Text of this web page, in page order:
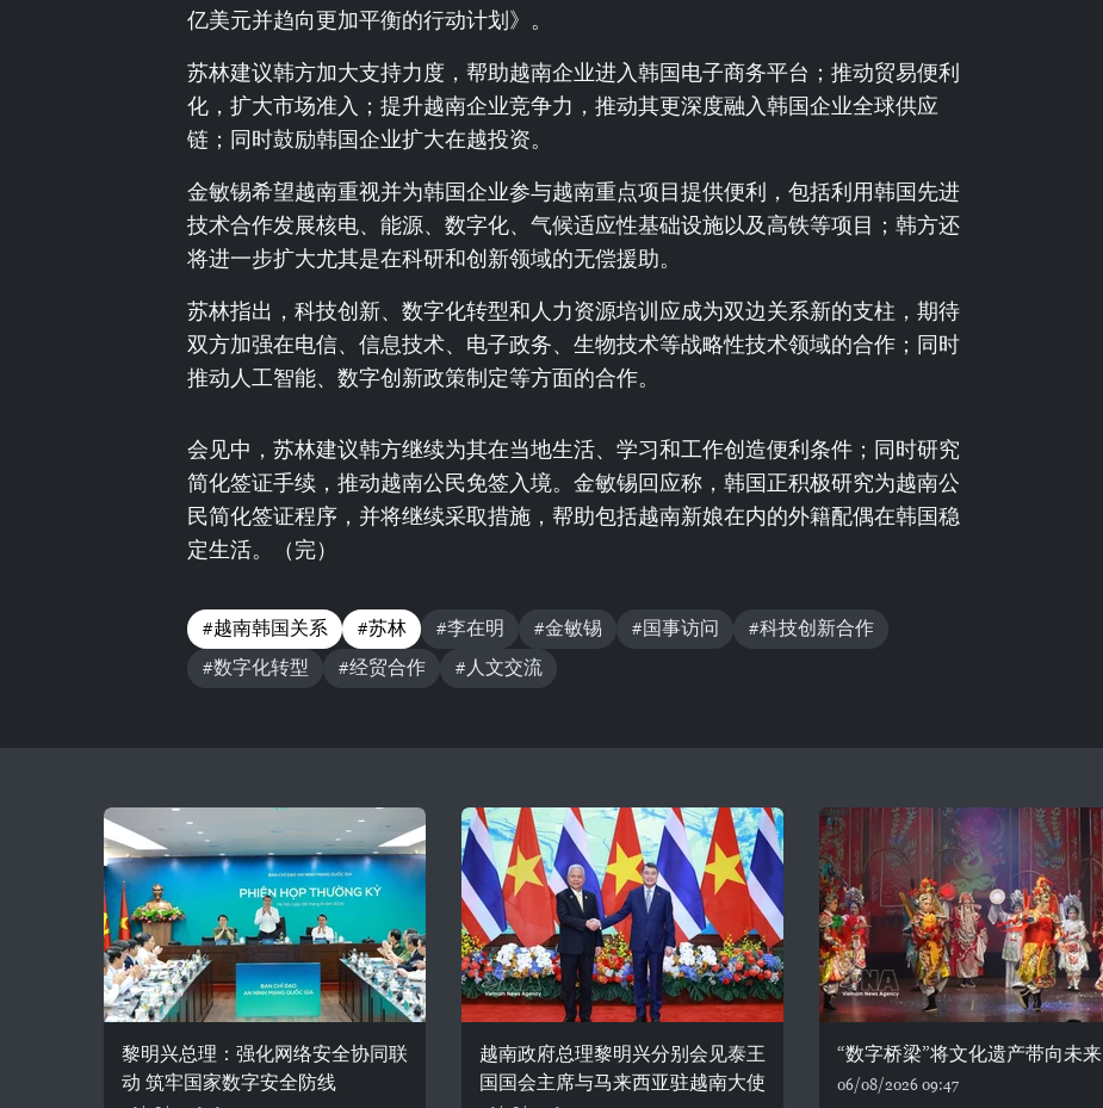
亿美元并趋向更加平衡的行动计划》。
苏林建议韩方加大支持力度，帮助越南企业进入韩国电子商务平台；推动贸易便利
化，扩大市场准入；提升越南企业竞争力，推动其更深度融入韩国企业全球供应
链；同时鼓励韩国企业扩大在越投资。
金敏锡希望越南重视并为韩国企业参与越南重点项目提供便利，包括利用韩国先进
技术合作发展核电、能源、数字化、气候适应性基础设施以及高铁等项目；韩方还
将进一步扩大尤其是在科研和创新领域的无偿援助。
苏林指出，科技创新、数字化转型和人力资源培训应成为双边关系新的支柱，期待
双方加强在电信、信息技术、电子政务、生物技术等战略性技术领域的合作；同时
推动人工智能、数字创新政策制定等方面的合作。
会见中，苏林建议韩方继续为其在当地生活、学习和工作创造便利条件；同时研究
简化签证手续，推动越南公民免签入境。金敏锡回应称，韩国正积极研究为越南公
民简化签证程序，并将继续采取措施，帮助包括越南新娘在内的外籍配偶在韩国稳
定生活。（完）
#越南韩国关系 #苏林 #李在明 #金敏锡 #国事访问
#科技创新合作
#数字化转型
#经贸合作 #人文交流
黎明兴总理：强化网络安全协同联
动 筑牢国家数字安全防线
越南政府总理黎明兴分别会见泰王
国国会主席与马来西亚驻越南大使
“数字桥梁”将文化遗产带向未来
06/08/2026 09:47